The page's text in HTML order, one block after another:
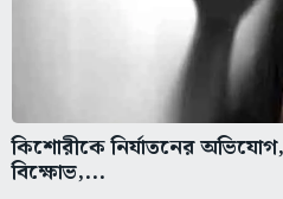
কিশোরীকে নির্যাতনের অভিযোগ,
বিক্ষোভ,...